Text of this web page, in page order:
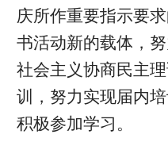
庆所作重要指示要
书活动新的载体，
社会主义协商民主
训，努力实现届内
积极参加学习。